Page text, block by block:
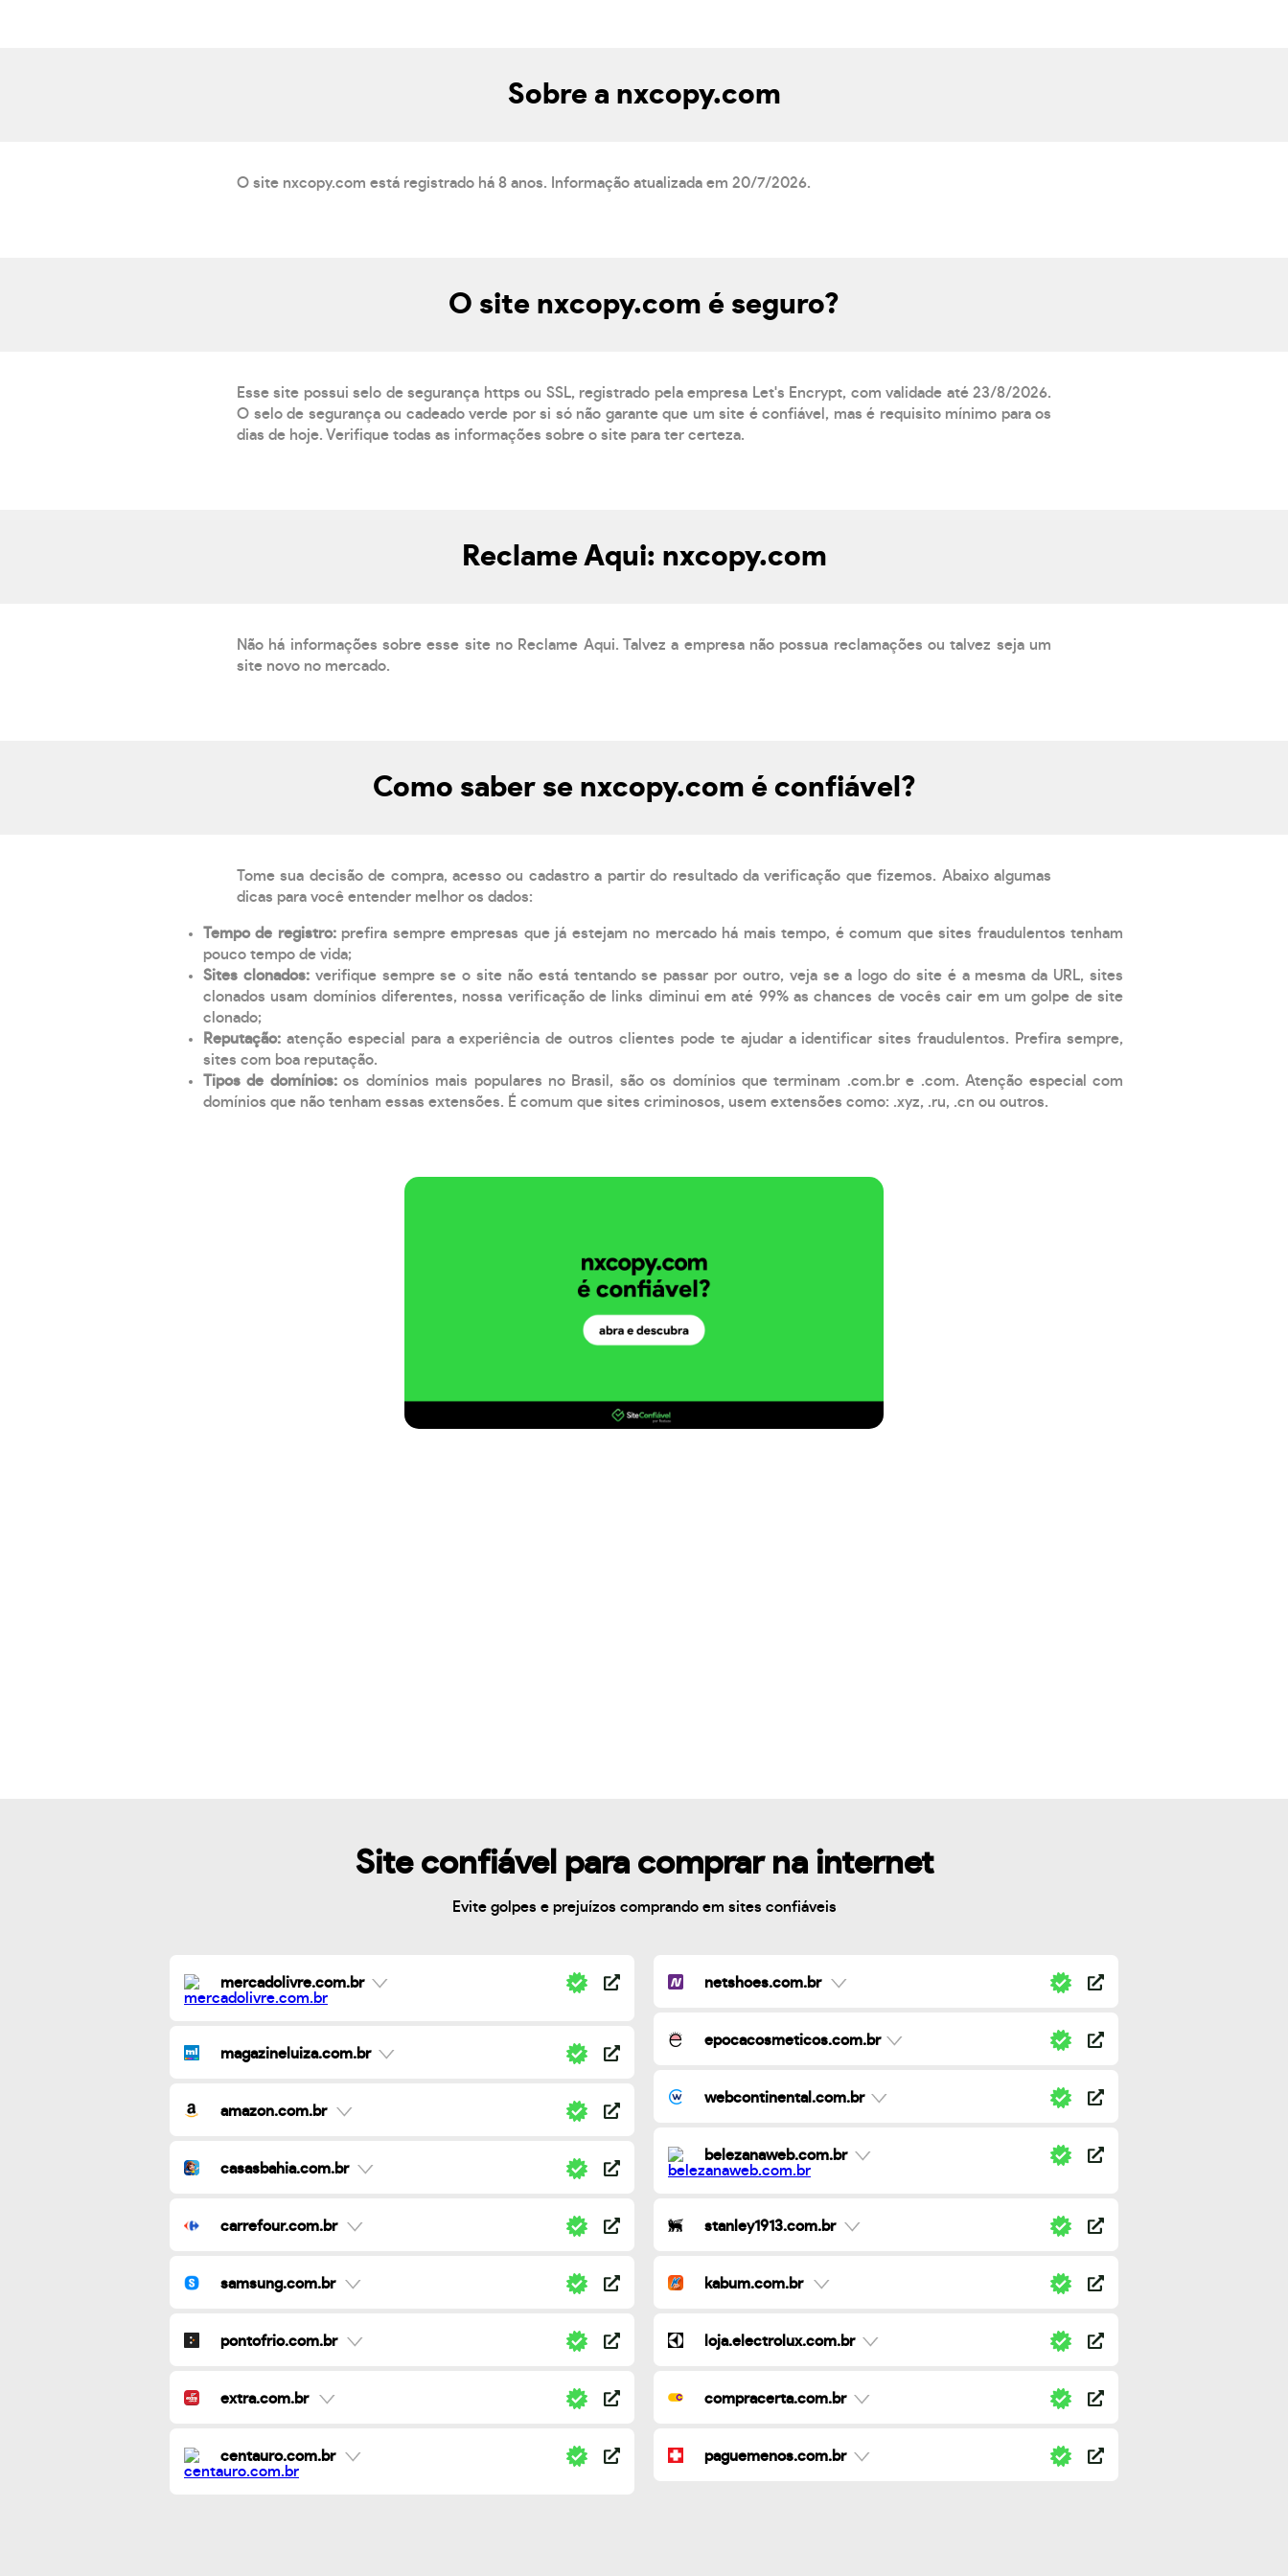
Sobre a nxcopy.com
O site nxcopy.com está registrado há 8 anos. Informação atualizada em 20/7/2026.
O site nxcopy.com é seguro?
Esse site possui selo de segurança https ou SSL, registrado pela empresa Let's Encrypt, com validade até 23/8/2026.
O selo de segurança ou cadeado verde por si só não garante que um site é confiável, mas é requisito mínimo para os
dias de hoje. Verifique todas as informações sobre o site para ter certeza.
Reclame Aqui: nxcopy.com
Não há informações sobre esse site no Reclame Aqui. Talvez a empresa não possua reclamações ou talvez seja um
site novo no mercado.
Como saber se nxcopy.com é confiável?
Tome sua decisão de compra, acesso ou cadastro a partir do resultado da verificação que fizemos. Abaixo algumas
dicas para você entender melhor os dados:
Tempo de registro: prefira sempre empresas que já estejam no mercado há mais tempo, é comum que sites fraudulentos tenham
pouco tempo de vida;
Sites clonados: verifique sempre se o site não está tentando se passar por outro, veja se a logo do site é a mesma da URL, sites
clonados usam domínios diferentes, nossa verificação de links diminui em até 99% as chances de vocês cair em um golpe de site
clonado;
Reputação: atenção especial para a experiência de outros clientes pode te ajudar a identificar sites fraudulentos. Prefira sempre,
sites com boa reputação.
Tipos de domínios:os domínios mais populares no Brasil, são os domínios que terminam .com.br e .com. Atenção especial com
domínios que não tenham essas extensões. É comum que sites criminosos, usem extensões como: .xyz, .ru, .cn ou outros.
Site confiável para comprar na internet
Evite golpes e prejuízos comprando em sites confiáveis
mercadolivre.com.br
magazineluiza.com.br
amazon.com.br
casasbahia.com.br
carrefour.com.br
samsung.com.br
pontofrio.com.br
extra.com.br
centauro.com.br
netshoes.com.br
epocacosmeticos.com.br
webcontinental.com.br
belezanaweb.com.br
stanley1913.com.br
kabum.com.br
loja.electrolux.com.br
compracerta.com.br
paguemenos.com.br